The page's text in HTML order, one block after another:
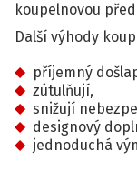
koupelnovou
Další výhody
příjemný
zútulňují,
snižují
designový
jednoduchá